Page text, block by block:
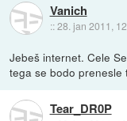
Vanich
::28. jan 2011,
Jebeš internet. Cele
tega se bodo prenesle
Tear_DR0P